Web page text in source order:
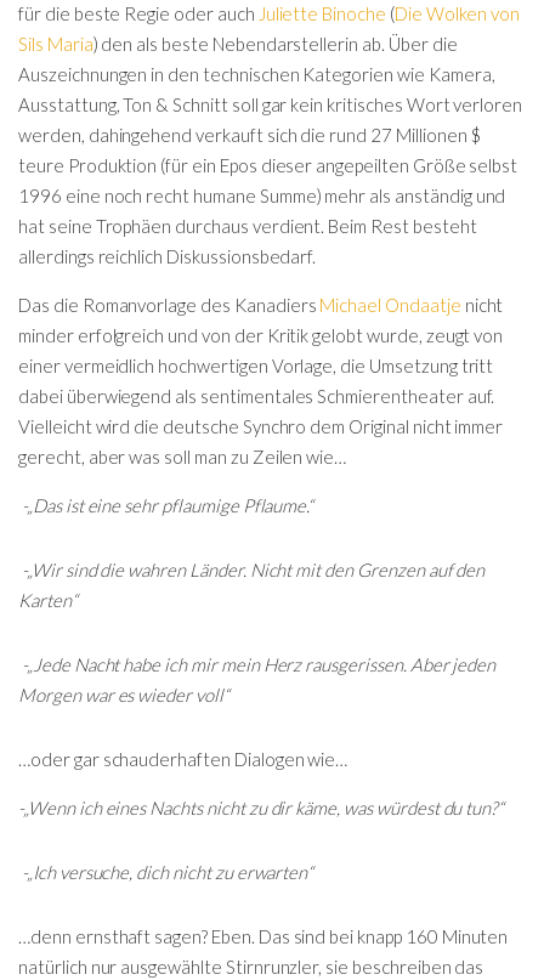
für die beste Regie oder auch Juliette Binoche (Die Wolken von
Sils Maria) den als beste Nebendarstellerin ab. Über die
Auszeichnungen in den technischen Kategorien wie Kamera,
Ausstattung, Ton & Schnitt soll gar kein kritisches Wort verloren
werden, dahingehend verkauft sich die rund 27 Millionen $
teure Produktion (für ein Epos dieser angepeilten Größe selbst
1996 eine noch recht humane Summe) mehr als anständig und
hat seine Trophäen durchaus verdient. Beim Rest besteht
allerdings reichlich Diskussionsbedarf.
Das die Romanvorlage des Kanadiers Michael Ondaatje nicht
minder erfolgreich und von der Kritik gelobt wurde, zeugt von
einer vermeidlich hochwertigen Vorlage, die Umsetzung tritt
dabei überwiegend als sentimentales Schmierentheater auf.
Vielleicht wird die deutsche Synchro dem Original nicht immer
gerecht, aber was soll man zu Zeilen wie…
-„Das ist eine sehr pflaumige Pflaume.“
-„Wir sind die wahren Länder. Nicht mit den Grenzen auf den
Karten“
-„Jede Nacht habe ich mir mein Herz rausgerissen. Aber jeden
Morgen war es wieder voll“
…oder gar schauderhaften Dialogen wie…
-„Wenn ich eines Nachts nicht zu dir käme, was würdest du tun?“
-„Ich versuche, dich nicht zu erwarten“
…denn ernsthaft sagen? Eben. Das sind bei knapp 160 Minuten
natürlich nur ausgewählte Stirnrunzler, sie beschreiben das